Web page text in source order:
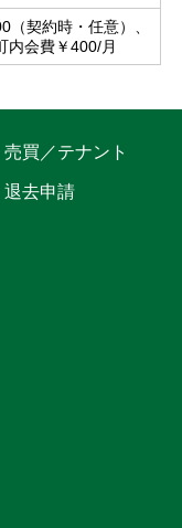
（契約時・任意）、
内会費￥400/月
売買／テナント
退去申請